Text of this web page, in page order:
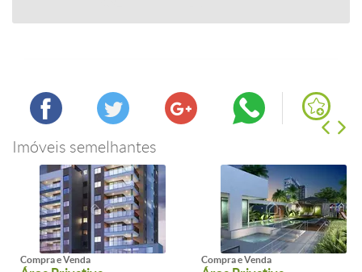
Imóveis semelhantes
Compra e Venda Compra e Venda